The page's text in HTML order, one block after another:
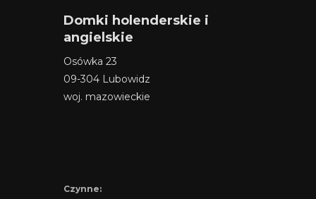
Domki holenderskie i
angielskie
Osówka 23
09-304 Lubowidz
woj. mazowieckie
Czynne: